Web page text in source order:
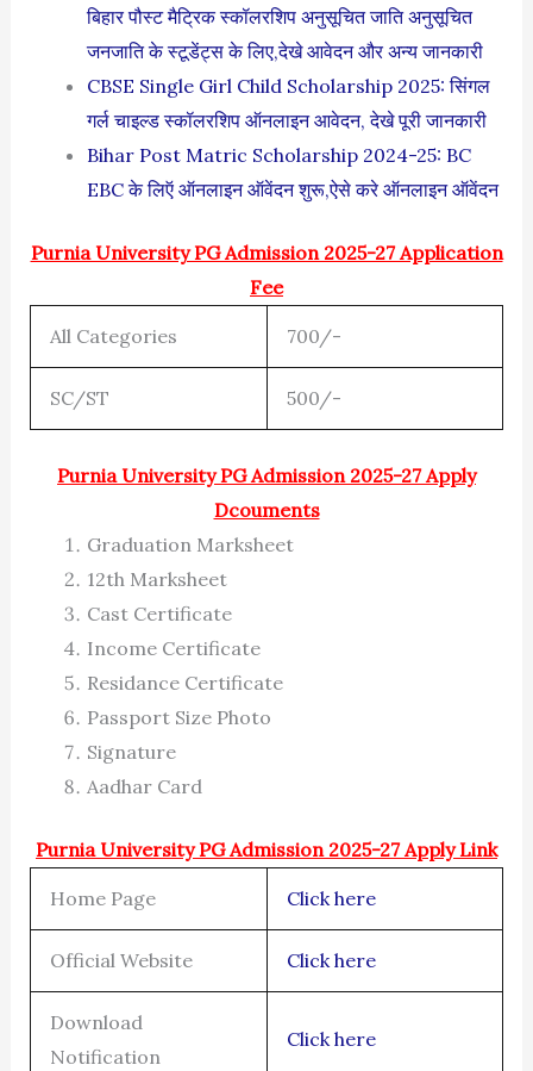
बिहार पौस्ट मैट्रिक स्कॉलरशिप अनुसूचित जाति अनुसूचित
जनजाति के स्टूडेंट्स के लिए,देखे आवेदन और अन्य जानकारी
CBSE Single Girl Child Scholarship 2025: सिंगल
गर्ल चाइल्ड स्कॉलरशिप ऑनलाइन आवेदन, देखे पूरी जानकारी
Bihar Post Matric Scholarship 2024-25: BC
EBC के लिऍ ऑनलाइन ऑवेंदन शुरू,ऐसे करे ऑनलाइन ऑवेंदन
Purnia University PG Admission 2025-27 Application
Fee
All Categories 700/-
SC/ST 500/-
Purnia University PG Admission 2025-27 Apply
Dcouments
Graduation Marksheet
12th Marksheet
Cast Certificate
Income Certificate
Residance Certificate
Passport Size Photo
Signature
Aadhar Card
Purnia University PG Admission 2025-27 Apply Link
Home Page Click here
Official Website Click here
Download
Notification
Click here